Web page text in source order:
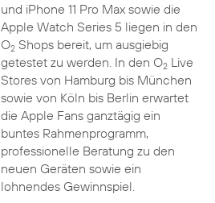
und iPhone 11 Pro Max sowie die
Apple Watch Series 5 liegen in den
O2Shops bereit, um ausgiebig
getestet zu werden. In den O2Live
Stores von Hamburg bis München
sowie von Köln bis Berlin erwartet
die Apple Fans ganztägig ein
buntes Rahmenprogramm,
professionelle Beratung zu den
neuen Geräten sowie ein
lohnendes Gewinnspiel.